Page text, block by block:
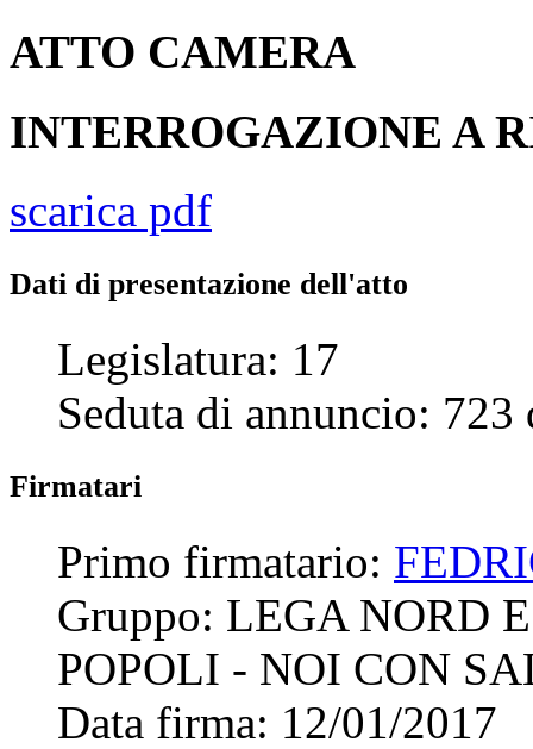
ATTO CAMERA
INTERROGAZIONE A
scarica pdf
Dati di presentazione dell'atto
Legislatura: 17
Seduta di annuncio: 723
Firmatari
Primo firmatario:
Gruppo: LEGA NORD
POPOLI - NOI CON
Data firma: 12/01/2017